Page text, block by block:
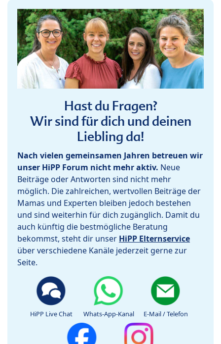
Hast du Fragen?
Wir sind für dich und deinen
Liebling da!
Nach vielen gemeinsamen Jahren betreuen wir
unser HiPP Forum nicht mehr aktiv. Neue
Beiträge oder Antworten sind nicht mehr
möglich. Die zahlreichen, wertvollen Beiträge der
Mamas und Experten bleiben jedoch bestehen
und sind weiterhin für dich zugänglich. Damit du
auch künftig die bestmögliche Beratung
bekommst, steht dir unser HiPP Elternservice
über verschiedene Kanäle jederzeit gerne zur
Seite.
HiPP Live Chat Whats-App-Kanal E-Mail / Telefon